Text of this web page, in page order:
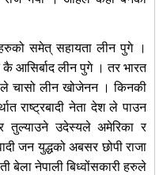
समेत् सहायता लीन पुगे ।
कै आसिर्बाद लीन पुगे । तर भारत
चासो लीन खोजेनन । किनकी
राष्ट्रबादी नेता देश ले पाउन
तुल्याउने उदेस्यले अमेरिका र
जन युद्धको अबसर छोपी राजा
बेला नेपाली बिध्वोंसकारी हरुले